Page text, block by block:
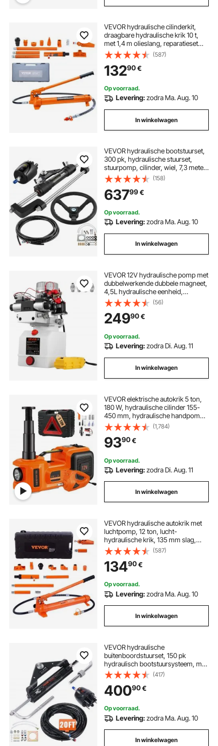
VEVOR hydraulische cilinderkit,
draagbare hydraulische krik 10 t,
met 1,4 m olieslang, reparatieset
voor carrosserieframe met
opbergkoffer voor autoreparatie,
vrachtwagen, landbouwvoertuig,
oranje
(587)
13290€
Op voorraad.
Levering:zodra Ma. Aug. 10
In winkelwagen
VEVOR hydraulische bootstuurset,
300 pk, hydraulische stuurset,
stuurpomp, cilinder, wiel, 7,3 meter
slang, hydraulische
stuurafdichtingsset,
corrosiebestendig
bootstuursysteem, marine
(158)
63799€
Op voorraad.
Levering:zodra Ma. Aug. 10
In winkelwagen
VEVOR 12V hydraulische pomp met
dubbelwerkende dubbele magneet,
4,5L hydraulische eenheid,
kieppomp ZZ004234 Elektrische
hydraulische pomp
(56)
24990€
Op voorraad.
Levering:zodra Di. Aug. 11
In winkelwagen
VEVOR elektrische autokrik 5 ton,
180 W, hydraulische cilinder 155-
450 mm, hydraulische handpomp
autokrik met slagmoersleutel,
gereedschapskist en stroomkabel
voor auto's en SUV's
(1,784)
9390€
Op voorraad.
Levering:zodra Di. Aug. 11
In winkelwagen
VEVOR hydraulische autokrik met
luchtpomp, 12 ton, lucht-
hydraulische krik, 135 mm slag,
rood, incl. verlengstukken van 100 /
195 / 300 / 500 mm,
elektrostatische poedercoating,
autowerkplaats
(587)
13490€
Op voorraad.
Levering:zodra Ma. Aug. 10
In winkelwagen
VEVOR hydraulische
buitenboordstuurset, 150 pk
hydraulisch bootstuursysteem, met
stuurpomp,
tweewegvergrendelingscilinder en
20 voet hydraulische stuurslang,
voor boten met één motor en één
station
(417)
40090€
Op voorraad.
Levering:zodra Ma. Aug. 10
In winkelwagen